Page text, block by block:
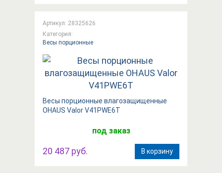
Артикул: 28325626
Категория:
Весы порционные
Весы порционные влагозащищенные
OHAUS Valor V41PWE6T
под заказ
20 487 руб. В корзину